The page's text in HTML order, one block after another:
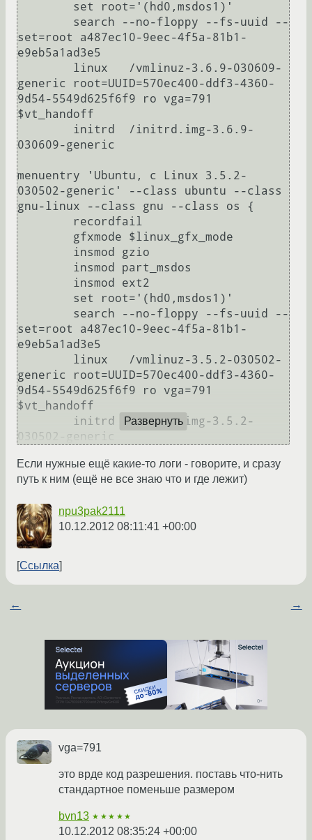
set=root a487ec10-9eec-4f5a-81b1-
e9eb5a1ad3e5
generic root=UUID=570ec400-ddf3-4360-
9d54-5549d625f6f9 ro vga=791
$vt_handoff
030609-generic
menuentry 'Ubuntu, с Linux 3.5.2-
030502-generic' --class ubuntu --class
gnu-linux --class gnu --class os {
set=root a487ec10-9eec-4f5a-81b1-
e9eb5a1ad3e5
generic root=UUID=570ec400-ddf3-4360-
9d54-5549d625f6f9 ro vga=791
$vt_handoff
030502-generic
Развернуть
Если нужные ещё какие-то логи - говорите, и сразу
путь к ним (ещё не все знаю что и где лежит)
npu3pak2111
10.12.2012 08:11:41 +00:00
Ссылка
← →
vga=791
это врде код разрешения. поставь что-нить
стандартное поменьше размером
bvn13 ★★★★★
10.12.2012 08:35:24 +00:00